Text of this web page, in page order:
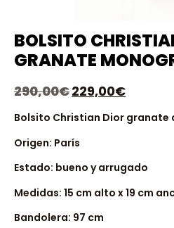
BOLSITO
GRANATE
290,00€229,00€
Bolsito Christian Dior granate
Origen: París
Estado: bueno y arrugado
Medidas: 15 cm alto x 19 cm
Bandolera: 97 cm